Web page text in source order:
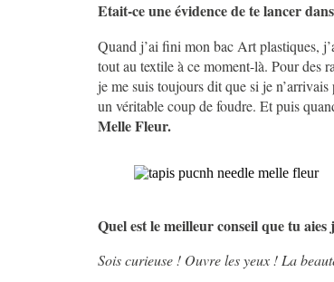
Etait-ce une évidence de te lancer
Quand j’ai fini mon bac Art plastiques,
tout au textile à ce moment-là. Pour des
je me suis toujours dit que si je
un véritable coup de foudre. Et puis
Melle Fleur.
Quel est le meilleur conseil que tu
Sois curieuse ! Ouvre les yeux ! La